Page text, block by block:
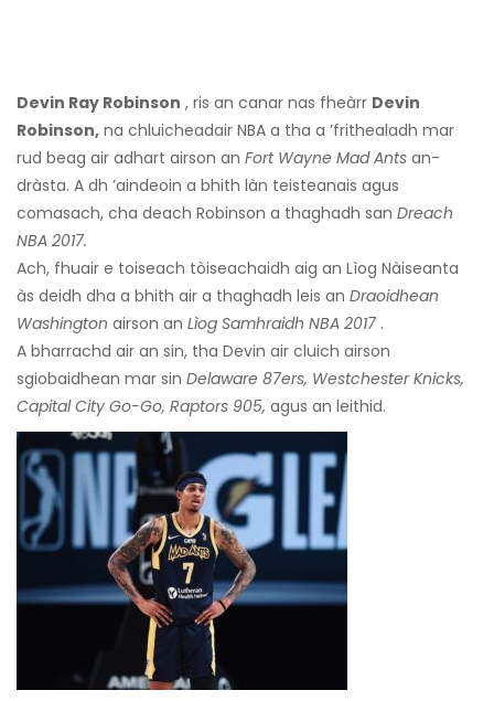
Devin Ray Robinson , ris an canar nas fheàrr Devin
Robinson, na chluicheadair NBA a tha a ’frithealadh mar
rud beag air adhart airson an Fort Wayne Mad Ants an-
dràsta. A dh ’aindeoin a bhith làn teisteanais agus
comasach, cha deach Robinson a thaghadh san Dreach
NBA 2017.
Ach, fhuair e toiseach tòiseachaidh aig an Lìog Nàiseanta
às deidh dha a bhith air a thaghadh leis an Draoidhean
Washington airson an Lìog Samhraidh NBA 2017 .
A bharrachd air an sin, tha Devin air cluich airson
sgiobaidhean mar sin Delaware 87ers, Westchester Knicks,
Capital City Go-Go, Raptors 905, agus an leithid.